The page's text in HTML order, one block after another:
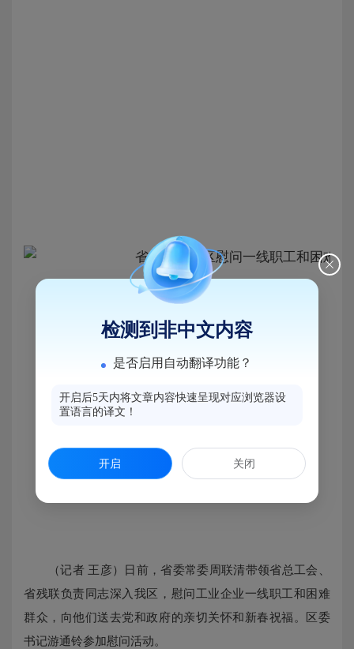
（记者 王彦）日前，省委常委周联清带领省总工会、
省残联负责同志深入我区，慰问工业企业一线职工和困难
群众，向他们送去党和政府的亲切关怀和新春祝福。区委
书记游通铃参加慰问活动。
检测到非中文内容
是否启用自动翻译功能？
开启后5天内将文章内容快速呈现对应浏览器设
置语言的译文！
开启 关闭